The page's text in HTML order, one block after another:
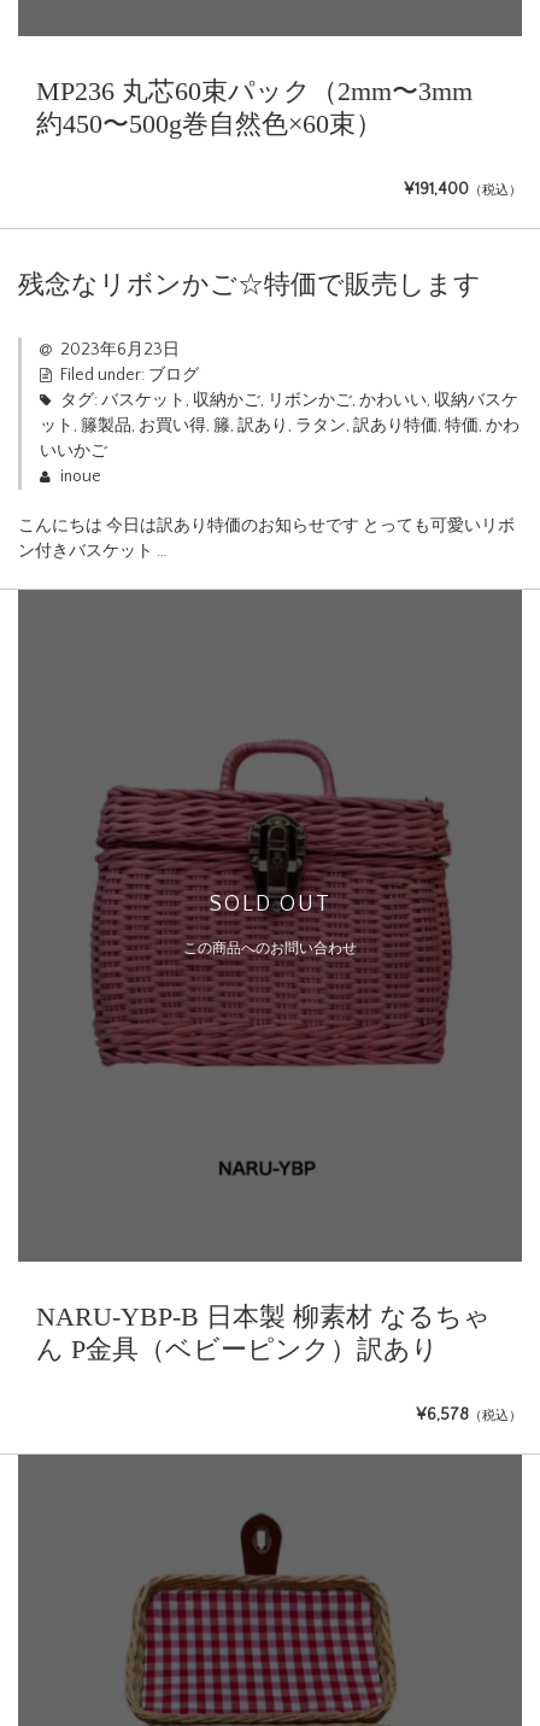
MP236 丸芯60束パック（2mm〜3mm
約450〜500g巻自然色×60束）
¥191,400 （税込）
残念なリボンかご☆特価で販売します
2023年6月23日
Filed under: ブログ
タグ:バスケット , 収納かご, リボンかご, かわいい, 収納バスケ
ット , 籐製品, お買い得, 籐, 訳あり , ラタン, 訳あり特価, 特価, かわ
いいかご
inoue
こんにちは 今日は訳あり特価のお知らせです とっても可愛いリボ
ン付きバスケット …
SOLD OUT
この商品へのお問い合わせ
NARU-YBP-B 日本製 柳素材 なるちゃ
ん P金具（ベビーピンク）訳あり
¥6,578 （税込）